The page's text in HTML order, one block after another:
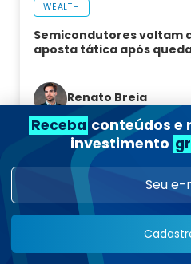
WEALTH
Semicondutores voltam
aposta tática após
Renato Breia
07/08/2026 08:15 7 min
Ver
Receba conteúdos e
investimento